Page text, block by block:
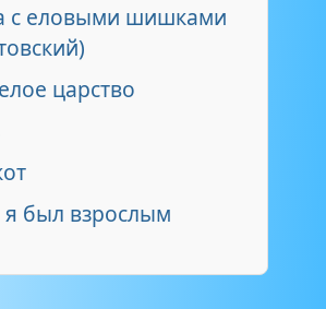
с еловыми шишками
царство
я был взрослым